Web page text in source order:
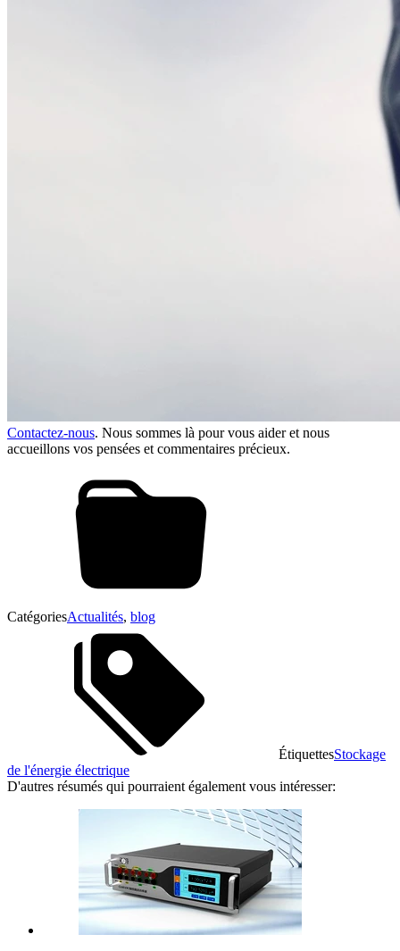
Contactez-nous. Nous sommes là pour vous aider et nous
accueillons vos pensées et commentaires précieux.
CatégoriesActualités, blog
ÉtiquettesStockage
de l'énergie électrique
D'autres résumés qui pourraient également vous intéresser: